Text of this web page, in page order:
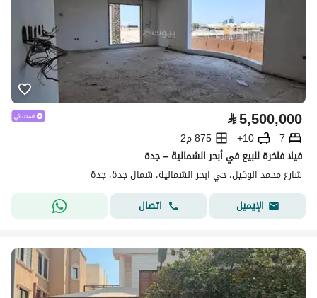
⃁5,500,000
7
10+
875 م2
فيلا فاخرة للبيع في أبحر الشمالية – جدة
شارع محمد الوكيل، حي ابحر الشمالية، شمال جدة، جدة
الإيميل
اتصال